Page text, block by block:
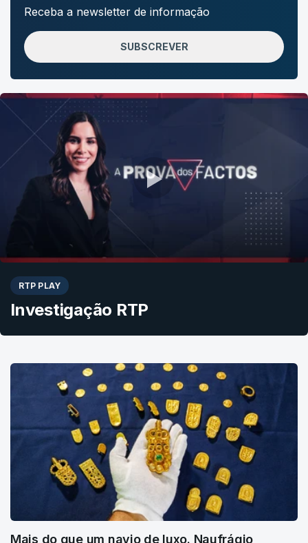
Receba a newsletter de informação
SUBSCREVER
RTP PLAY
Investigação RTP
Mais do que um navio de luxo. Naufrágio